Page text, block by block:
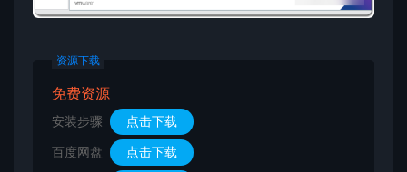
资源下载
免费资源
安装步骤
点击下载
百度网盘
点击下载